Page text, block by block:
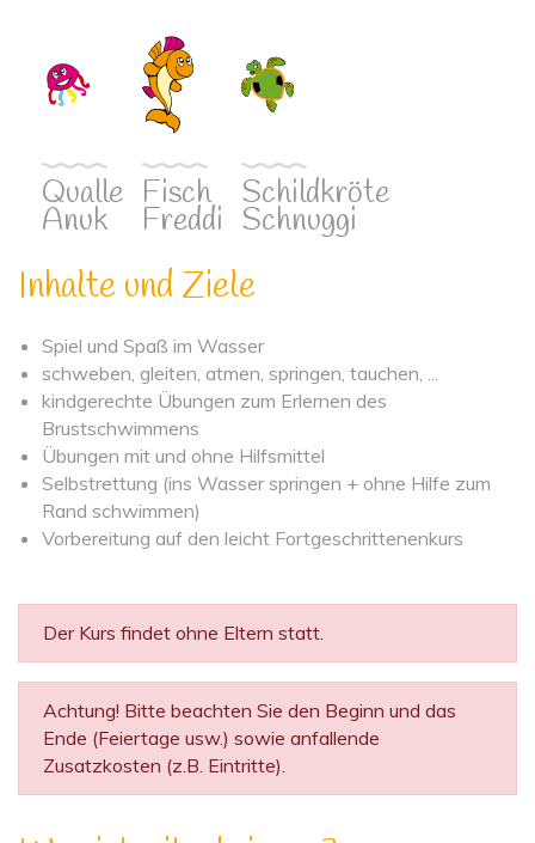
Qualle
Anuk
Fisch
Freddi
Schildkröte
Schnuggi
Inhalte und Ziele
Spiel und Spaß im Wasser
schweben, gleiten, atmen, springen, tauchen, ...
kindgerechte Übungen zum Erlernen des
Brustschwimmens
Übungen mit und ohne Hilfsmittel
Selbstrettung (ins Wasser springen + ohne Hilfe zum
Rand schwimmen)
Vorbereitung auf den leicht Fortgeschrittenenkurs
Der Kurs findet ohne Eltern statt.
Achtung! Bitte beachten Sie den Beginn und das
Ende (Feiertage usw.) sowie anfallende
Zusatzkosten (z.B. Eintritte).